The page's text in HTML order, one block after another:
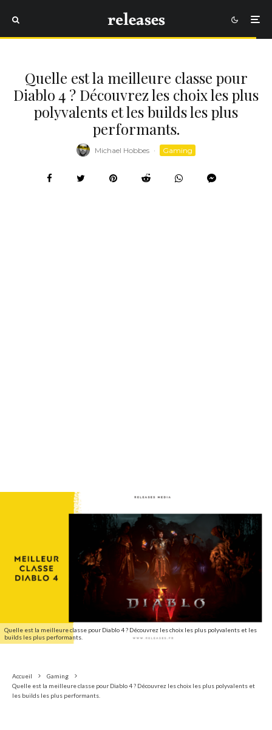
Quelle est la meilleure classe pour
Diablo 4 ? Découvrez les choix les plus
polyvalents et les builds les plus
performants.
Michael Hobbes · Gaming
Quelle est la meilleure classe pour Diablo 4 ? Découvrez les choix les plus polyvalents et les
builds les plus performants.
Accueil
Gaming
Quelle est la meilleure classe pour Diablo 4 ? Découvrez les choix les plus polyvalents et
les builds les plus performants.